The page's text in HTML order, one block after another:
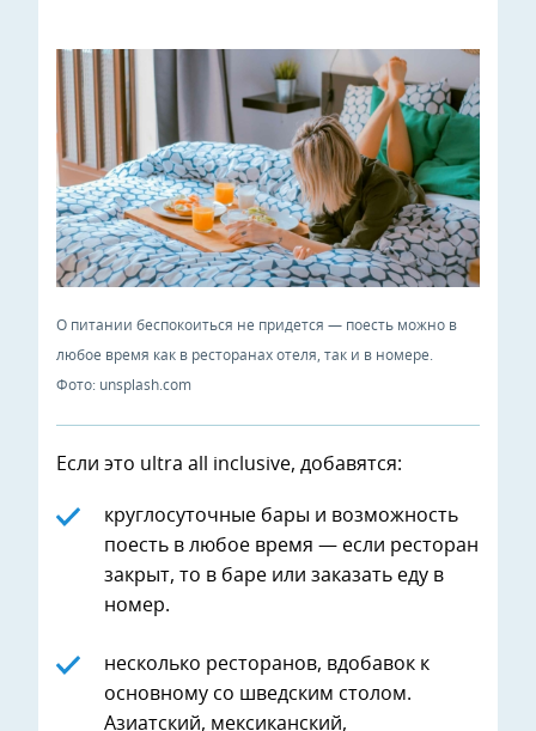
О питании беспокоиться не придется — поесть можно в
любое время как в ресторанах отеля, так и в номере.
Фото: unsplash.com
Если это ultra all inclusive, добавятся:
круглосуточные бары и возможность
поесть в любое время — если ресторан
закрыт, то в баре или заказать еду в
номер.
несколько ресторанов, вдобавок к
основному со шведским столом.
Азиатский, мексиканский,